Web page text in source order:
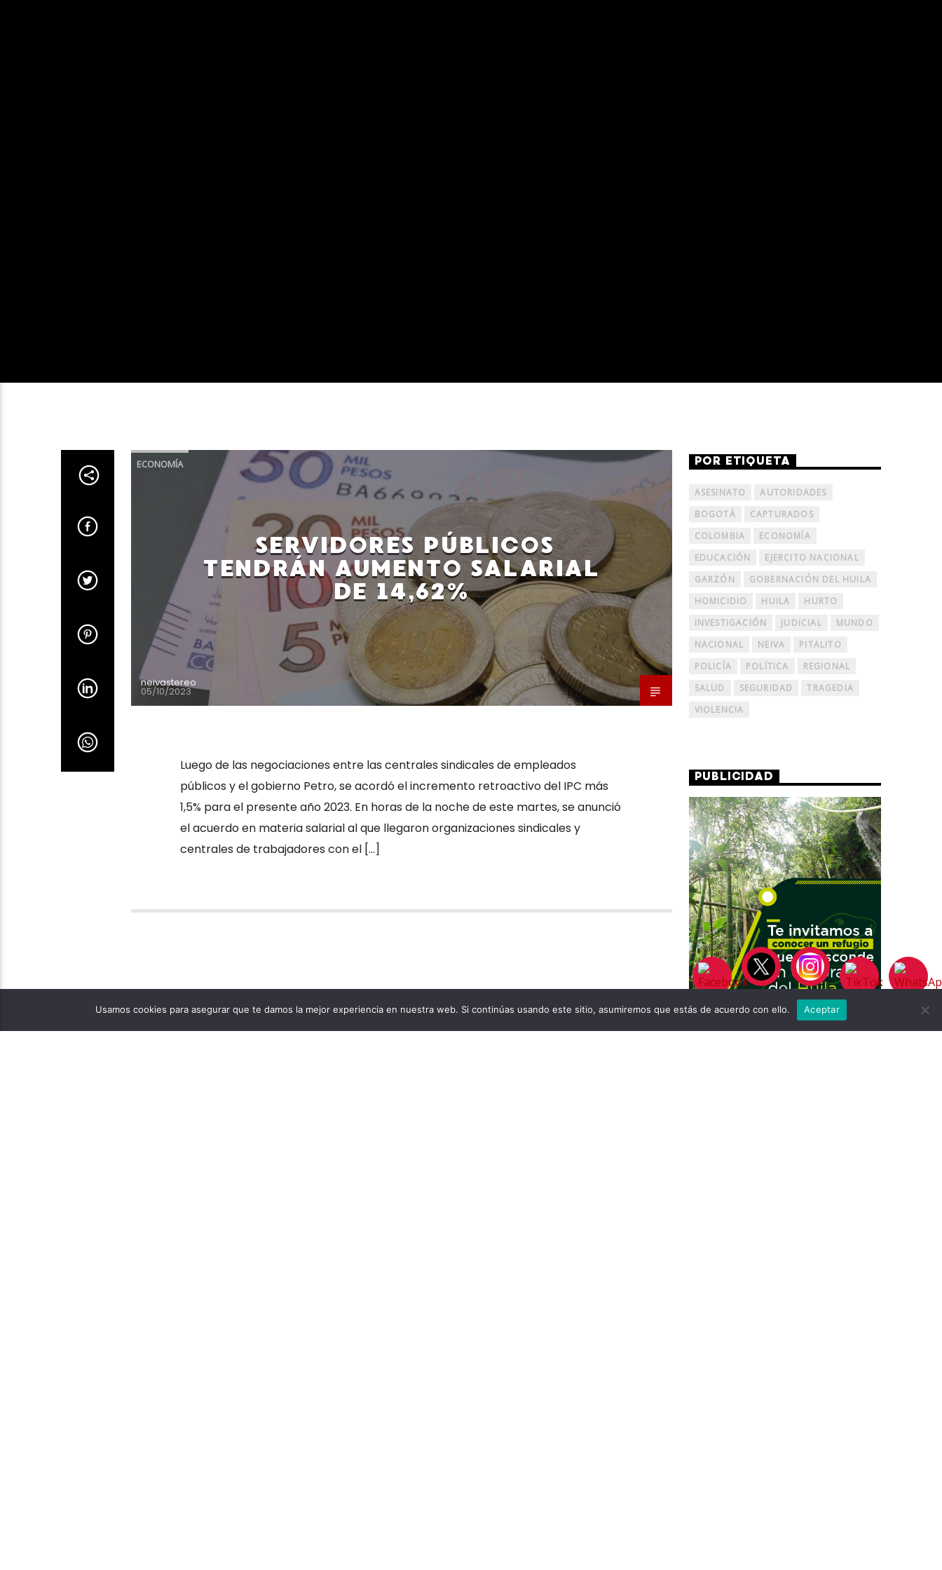
ECONOMÍA
SERVIDORES PÚBLICOS
TENDRÁN AUMENTO SALARIAL
DE 14,62%
neivastereo
05/10/2023
Luego de las negociaciones entre las centrales sindicales de empleados
públicos y el gobierno Petro, se acordó el incremento retroactivo del IPC más
1,5% para el presente año 2023. En horas de la noche de este martes, se anunció
el acuerdo en materia salarial al que llegaron organizaciones sindicales y
centrales de trabajadores con el […]
POR ETIQUETA
ASESINATO
AUTORIDADES
BOGOTÁ
CAPTURADOS
COLOMBIA
ECONOMÍA
EDUCACIÓN
EJERCITO NACIONAL
GARZÓN
GOBERNACIÓN DEL HUILA
HOMICIDIO
HUILA
HURTO
INVESTIGACIÓN
JUDICIAL
MUNDO
NACIONAL
NEIVA
PITALITO
POLICÍA
POLÍTICA
REGIONAL
SALUD
SEGURIDAD
TRAGEDIA
VIOLENCIA
PUBLICIDAD
Usamos cookies para asegurar que te damos la mejor experiencia en nuestra web. Si continúas usando este sitio, asumiremos que estás de acuerdo con ello. Aceptar